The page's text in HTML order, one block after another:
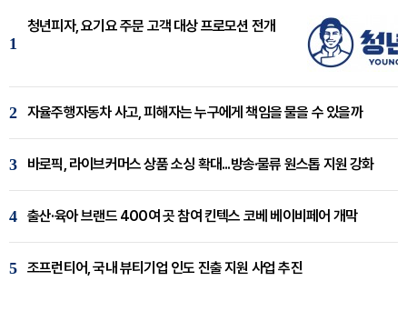
1
청년피자, 요기요 주문 고객 대상 프로모션 전개
2 자율주행자동차 사고, 피해자는 누구에게 책임을 물을 수 있을까
3 바로픽, 라이브커머스 상품 소싱 확대...방송·물류 원스톱 지원 강화
4 출산·육아 브랜드 400여 곳 참여 킨텍스 코베 베이비페어 개막
5 조프런티어, 국내 뷰티기업 인도 진출 지원 사업 추진